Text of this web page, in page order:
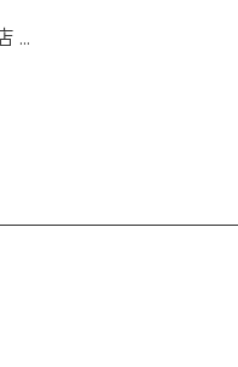
...